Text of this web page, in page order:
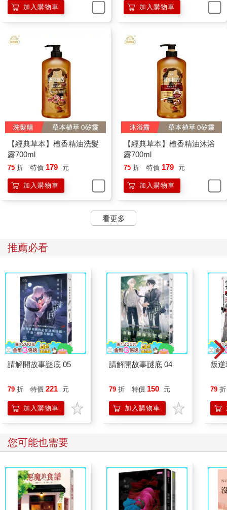
加入購物車 加入購物車
【經典草本】檀香精油洗髮
露700ml
75 折 特價 179 元
加入購物車
【經典草本】檀香精油沐浴
露700ml
75 折 特價 179 元
加入購物車
看更多
推薦必看
請解開故事謎底 05
79 折 特價 221 元
加入購物車
請解開故事謎底 04
79 折 特價 150 元
加入購物車
叛逆
79 折
您可能也需要